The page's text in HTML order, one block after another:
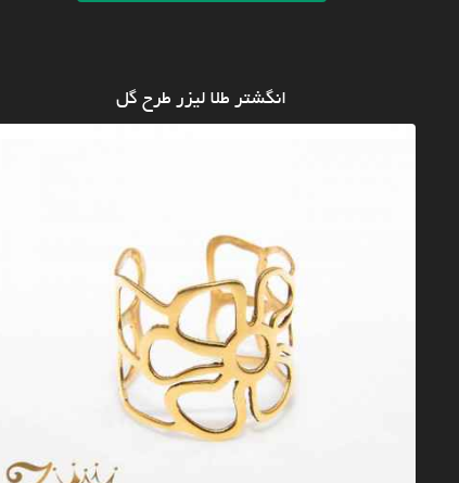
انگشتر طلا لیزر طرح گل